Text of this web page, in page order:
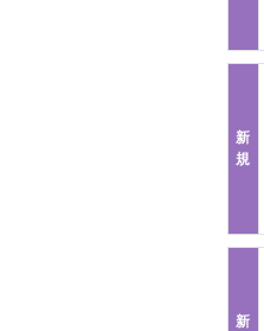
新
規
新